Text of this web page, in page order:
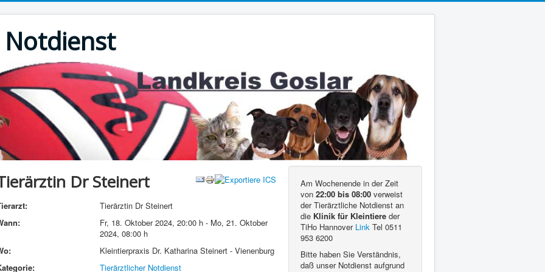
Dr Steinert
Tierärztin Dr Steinert
Fr, 18. Oktober 2024, 20:00 h - Mo, 21. Oktober
2024, 08:00 h
Kleintierpraxis Dr. Katharina Steinert - Vienenburg
Tierärztlicher Notdienst
Am Wochenende in der Zeit
von 22:00 bis 08:00 verweist
der Tierärztliche Notdienst an
die Klinik für Kleintiere der
TiHo Hannover Link Tel 0511
953 6200
Bitte haben Sie Verständnis,
daß unser Notdienst aufgrund